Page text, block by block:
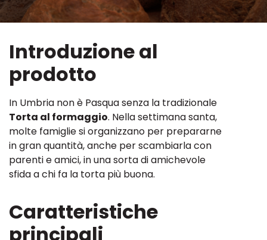
Introduzione al
prodotto
In Umbria non è Pasqua senza la tradizionale
Torta al formaggio. Nella settimana santa,
molte famiglie si organizzano per prepararne
in gran quantità, anche per scambiarla con
parenti e amici, in una sorta di amichevole
sfida a chi fa la torta più buona.
Caratteristiche
principali